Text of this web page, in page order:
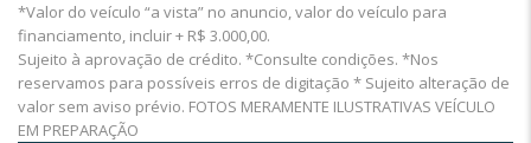
*Valor do veículo “a vista” no anuncio, valor do veículo para
financiamento, incluir + R$ 3.000,00.
Sujeito à aprovação de crédito. *Consulte condições. *Nos
reservamos para possíveis erros de digitação * Sujeito alteração de
valor sem aviso prévio. FOTOS MERAMENTE ILUSTRATIVAS VEÍCULO
EM PREPARAÇÃO